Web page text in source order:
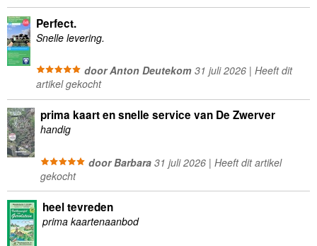
Perfect.
Snelle levering.
door Anton Deutekom31 juli 2026 | Heeft dit
artikel gekocht
prima kaart en snelle service van De Zwerver
handig
door Barbara31 juli 2026 | Heeft dit artikel
gekocht
heel tevreden
prima kaartenaanbod